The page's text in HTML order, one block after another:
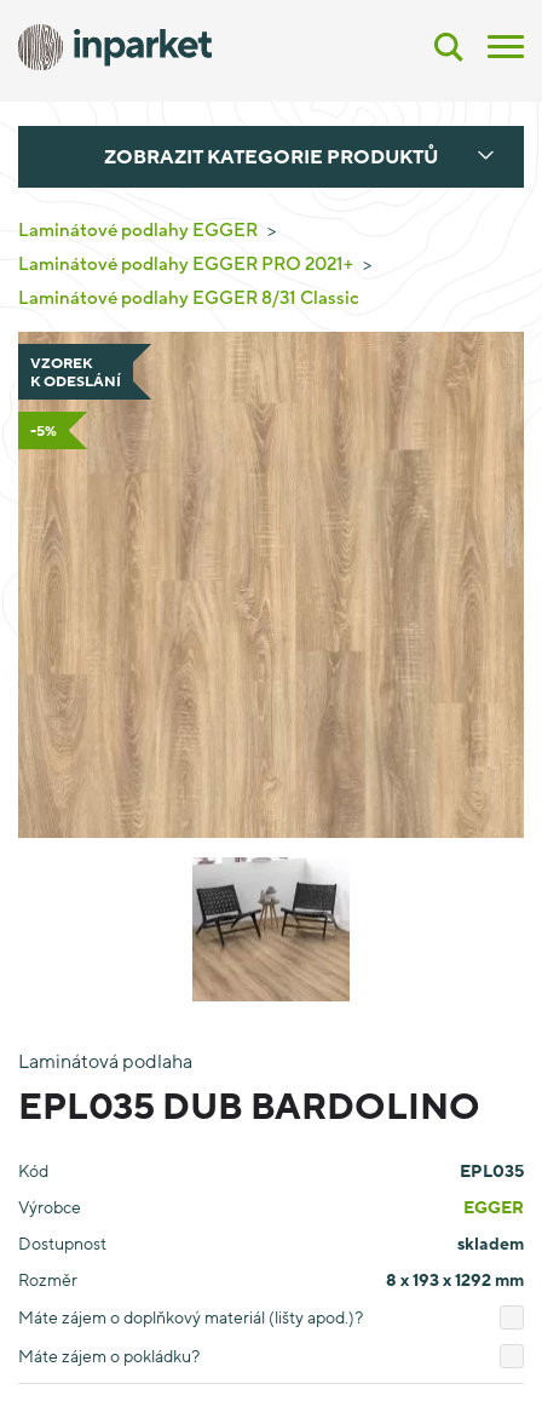
ZOBRAZIT KATEGORIE PRODUKTŮ
Laminátové podlahy EGGER
Laminátové podlahy EGGER PRO 2021+
Laminátové podlahy EGGER 8/31 Classic
VZOREK
K ODESLÁNÍ
-5%
Laminátová podlaha
EPL035 DUB BARDOLINO
Kód
EPL035
Výrobce
EGGER
Dostupnost
skladem
Rozměr
8 x 193 x 1292 mm
Máte zájem o doplňkový materiál (lišty apod.)?
Máte zájem o pokládku?